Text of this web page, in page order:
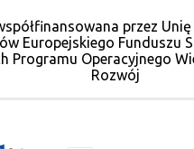
przez Unię
Europejskiego Funduszu
Programu Operacyjnego
Rozwój